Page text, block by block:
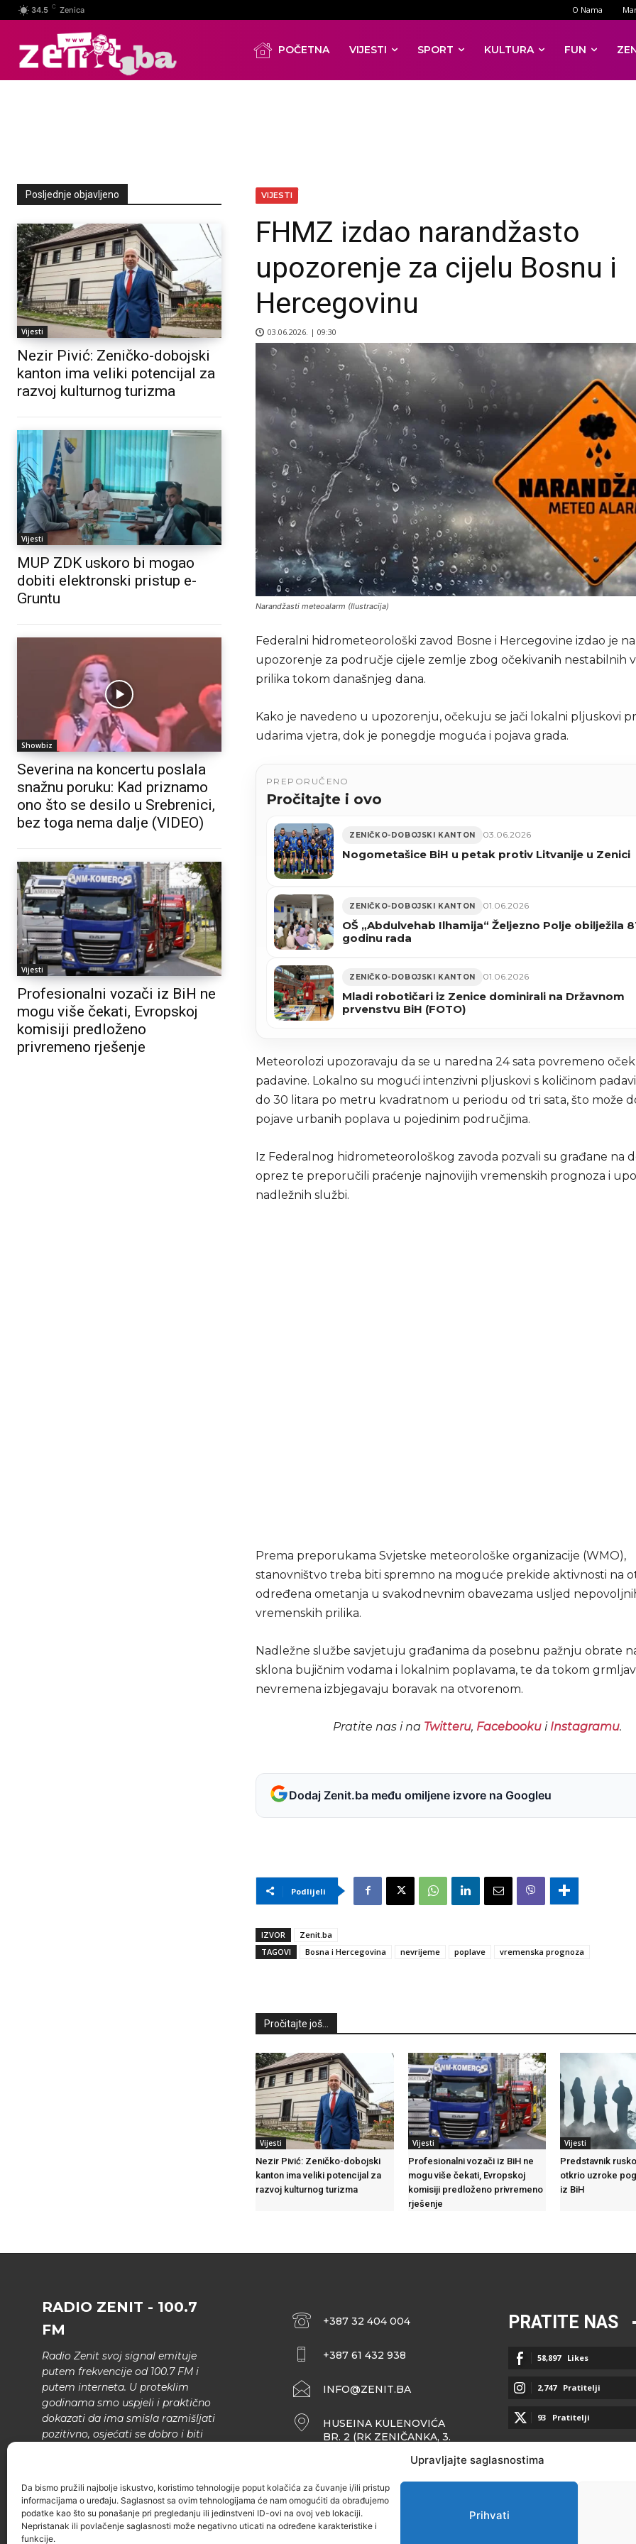
Upravljajte saglasnostima
Da bismo pružili najbolje iskustvo, koristimo tehnologije poput kolačića za čuvanje i/ili pristup
informacijama o uređaju. Saglasnost sa ovim tehnologijama će nam omogućiti da obrađujemo
podatke kao što su ponašanje pri pregledanju ili jedinstveni ID-ovi na ovoj veb lokaciji.
Nepristanak ili povlačenje saglasnosti može negativno uticati na određene karakteristike i
funkcije.
Prihvati
34.5 C Zenica O Nama
POČETNA VIJESTI SPORT KULTURA FUN
Posljednje objavljeno
Vijesti
Nezir Pivić: Zeničko-dobojski
kanton ima veliki potencijal za
razvoj kulturnog turizma
Vijesti
MUP ZDK uskoro bi mogao
dobiti elektronski pristup e-
Gruntu
Showbiz
Severina na koncertu poslala
snažnu poruku: Kad priznamo
ono što se desilo u Srebrenici,
bez toga nema dalje (VIDEO)
Vijesti
Profesionalni vozači iz BiH ne
mogu više čekati, Evropskoj
komisiji predloženo
privremeno rješenje
VIJESTI
FHMZ izdao narandžasto
upozorenje za cijelu Bosnu i
Hercegovinu
03.06.2026. | 09:30
Narandžasti meteoalarm (Ilustracija)
Federalni hidrometeorološki zavod Bosne i Hercegovine izdao je
upozorenje za područje cijele zemlje zbog očekivanih nestabilnih
prilika tokom današnjeg dana.
Kako je navedeno u upozorenju, očekuju se jači lokalni pljuskovi
udarima vjetra, dok je ponegdje moguća i pojava grada.
PREPORUČENO
Pročitajte i ovo
ZENIČKO-DOBOJSKI KANTON 03.06.2026
Nogometašice BiH u petak protiv Litvanije u Zenici
ZENIČKO-DOBOJSKI KANTON 01.06.2026
OŠ „Abdulvehab Ilhamija“ Željezno Polje obilježila
godinu rada
ZENIČKO-DOBOJSKI KANTON 01.06.2026
Mladi robotičari iz Zenice dominirali na Državnom
prvenstvu BiH (FOTO)
Meteorolozi upozoravaju da se u naredna 24 sata povremeno
padavine. Lokalno su mogući intenzivni pljuskovi s količinom
do 30 litara po metru kvadratnom u periodu od tri sata, što može
pojave urbanih poplava u pojedinim područjima.
Iz Federalnog hidrometeorološkog zavoda pozvali su građane na
oprez te preporučili praćenje najnovijih vremenskih prognoza i
nadležnih službi.
Prema preporukama Svjetske meteorološke organizacije (WMO),
stanovništvo treba biti spremno na moguće prekide aktivnosti na
određena ometanja u svakodnevnim obavezama usljed
vremenskih prilika.
Nadležne službe savjetuju građanima da posebnu pažnju obrate
sklona bujičnim vodama i lokalnim poplavama, te da tokom
nevremena izbjegavaju boravak na otvorenom.
Pratite nas i na Twitteru, Facebookui Instagramu.
Dodaj Zenit.ba među omiljene izvore na Googleu
Podlijeli
IZVOR
Zenit.ba
TAGOVI
Bosna i Hercegovina nevrijeme poplave vremenska prognoza
Pročitajte još...
Vijesti
Nezir Pivić: Zeničko-dobojski
kanton ima veliki potencijal za
razvoj kulturnog turizma
Vijesti
Profesionalni vozači iz BiH ne
mogu više čekati, Evropskoj
komisiji predloženo privremeno
rješenje
Vijesti
Predstavnik
otkrio uzroke
iz BiH
RADIO ZENIT - 100.7
FM
Radio Zenit svoj signal emituje
putem frekvencije od 100.7 FM i
putem interneta. U proteklim
godinama smo uspjeli i praktično
dokazati da ima smisla razmišljati
pozitivno, osjećati se dobro i biti
narodne muzike..
+387 32 404 004
+387 61 432 938
INFO@ZENIT.BA
HUSEINA KULENOVIĆA
BR. 2 (RK ZENIČANKA, 3.
PRATITE NAS
58,897 Likes
2,747 Pratitelji
93 Pratitelji